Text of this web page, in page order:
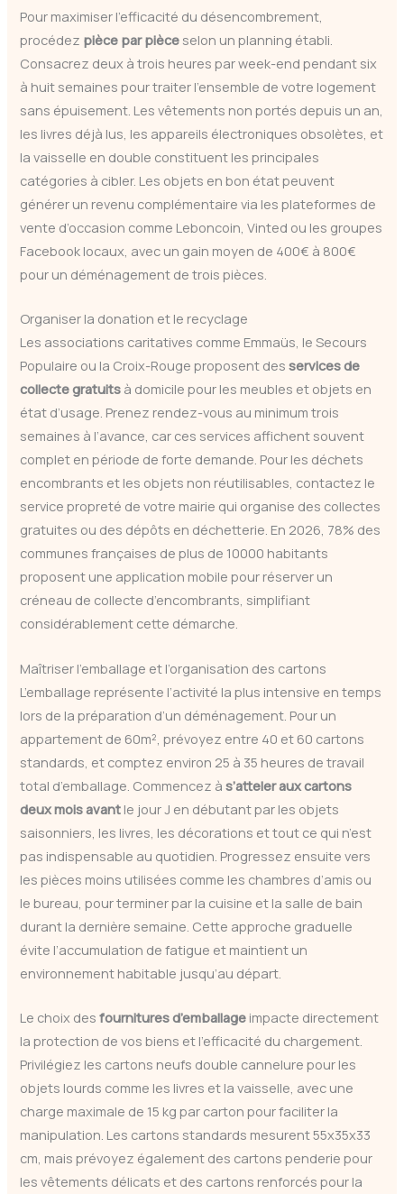
Pour maximiser l’efficacité du désencombrement,
procédez pièce par pièce selon un planning établi.
Consacrez deux à trois heures par week-end pendant six
à huit semaines pour traiter l’ensemble de votre logement
sans épuisement. Les vêtements non portés depuis un an,
les livres déjà lus, les appareils électroniques obsolètes, et
la vaisselle en double constituent les principales
catégories à cibler. Les objets en bon état peuvent
générer un revenu complémentaire via les plateformes de
vente d’occasion comme Leboncoin, Vinted ou les groupes
Facebook locaux, avec un gain moyen de 400€ à 800€
pour un déménagement de trois pièces.
Organiser la donation et le recyclage
Les associations caritatives comme Emmaüs, le Secours
Populaire ou la Croix-Rouge proposent desservices de
collecte gratuits à domicile pour les meubles et objets en
état d’usage. Prenez rendez-vous au minimum trois
semaines à l’avance, car ces services affichent souvent
complet en période de forte demande. Pour les déchets
encombrants et les objets non réutilisables, contactez le
service propreté de votre mairie qui organise des collectes
gratuites ou des dépôts en déchetterie. En 2026, 78% des
communes françaises de plus de 10000 habitants
proposent une application mobile pour réserver un
créneau de collecte d’encombrants, simplifiant
considérablement cette démarche.
Maîtriser l’emballage et l’organisation des cartons
L’emballage représente l’activité la plus intensive en temps
lors de la préparation d’un déménagement. Pour un
appartement de 60m², prévoyez entre 40 et 60 cartons
standards, et comptez environ 25 à 35 heures de travail
total d’emballage. Commencez às’atteler aux cartons
deux mois avant le jour J en débutant par les objets
saisonniers, les livres, les décorations et tout ce qui n’est
pas indispensable au quotidien. Progressez ensuite vers
les pièces moins utilisées comme les chambres d’amis ou
le bureau, pour terminer par la cuisine et la salle de bain
durant la dernière semaine. Cette approche graduelle
évite l’accumulation de fatigue et maintient un
environnement habitable jusqu’au départ.
Le choix desfournitures d’emballage impacte directement
la protection de vos biens et l’efficacité du chargement.
Privilégiez les cartons neufs double cannelure pour les
objets lourds comme les livres et la vaisselle, avec une
charge maximale de 15 kg par carton pour faciliter la
manipulation. Les cartons standards mesurent 55x35x33
cm, mais prévoyez également des cartons penderie pour
les vêtements délicats et des cartons renforcés pour la